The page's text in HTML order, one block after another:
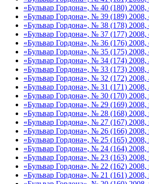
«Бульвар Гордона», № 40 (180) 2008,
«Бульвар Гордона», № 39 (189) 2008,
«Бульвар Гордона», № 38 (178) 2008,
«Бульвар Гордона», № 37 (177) 2008,
«Бульвар Гордона», № 36 (176) 2008,
«Бульвар Гордона», № 35 (175) 2008,
«Бульвар Гордона», № 34 (174) 2008,
«Бульвар Гордона», № 33 (173) 2008,
«Бульвар Гордона», № 32 (172) 2008,
«Бульвар Гордона», № 31 (171) 2008,
«Бульвар Гордона», № 30 (170)
«Бульвар Гордона», № 29 (169)
«Бульвар Гордона», № 28 (168)
«Бульвар Гордона», № 27 (167)
«Бульвар Гордона», № 26 (166)
«Бульвар Гордона», № 25 (165)
«Бульвар Гордона», № 24 (164)
«Бульвар Гордона», № 23 (163)
«Бульвар Гордона», № 22 (162)
«Бульвар Гордона», № 21 (161) 2008,